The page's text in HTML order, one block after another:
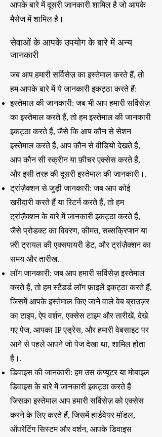
आपके बारे में दूसरी जानकारी शामिल है जो आपके
मैसेज में शामिल है।
सेवाओं के आपके उपयोग के बारे में अन्य
जानकारी
जब आप हमारी सर्विसेज़ का इस्तेमाल करते हैं, तो
हम आपके बारे में ये जानकारी इकट्ठा करते हैं:
इस्तेमाल की जानकारी: जब भी आप हमारी सर्विसेज़
का इस्तेमाल करते हैं, तो हम इस्तेमाल की जानकारी
इकट्ठा करते हैं, जैसे कि आप कौन से सेशन
इस्तेमाल करते हैं, आप कौन से वीडियो देखते हैं,
आप कौन सी स्क्रीन या फ़ीचर एक्सेस करते हैं,
और इसी तरह की दूसरी इस्तेमाल की जानकारी।.
ट्रांज़ैक्शन से जुड़ी जानकारी: जब आप कोई
खरीदारी करते हैं या रिटर्न करते हैं, तो हम
ट्रांज़ैक्शन के बारे में जानकारी इकट्ठा करते हैं,
जैसे प्रोडक्ट का विवरण, कीमत, सब्सक्रिप्शन या
फ़्री ट्रायल की एक्सपायरी डेट, और ट्रांज़ैक्शन का
समय और तारीख.
लॉग जानकारी: जब आप हमारी सर्विसेज़ इस्तेमाल
करते हैं, तो हम स्टैंडर्ड लॉग फ़ाइलें इकट्ठा करते हैं,
जिसमें आपके इस्तेमाल किए जाने वाले वेब ब्राउज़र
का टाइप, ऐप वर्शन, एक्सेस टाइम और तारीखें, देखे
गए पेज, आपका IP एड्रेस, और हमारी वेबसाइट पर
आने से पहले आपने जो पेज देखा था, शामिल होता
है।.
डिवाइस की जानकारी: हम उस कंप्यूटर या मोबाइल
डिवाइस के बारे में जानकारी इकट्ठा करते हैं
जिसका इस्तेमाल आप हमारी सर्विसेज़ को एक्सेस
करने के लिए करते हैं, जिसमें हार्डवेयर मॉडल,
ऑपरेटिंग सिस्टम और वर्शन, आपके डिवाइस